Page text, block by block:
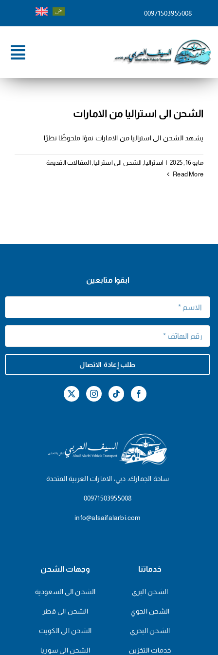
00971503955008
الرئيسية
وجهات الشحن
الشحن الى استراليا من الامارات
يشهد الشحن الى استراليا من الامارات نموًا ملحوظًا نظرًا
مايو 16, 2025 | استراليا, الشحن الى استراليا, المقالات القديمة
Read More
ساحة الجمارك، دبي، الامارات العربية المتحدة
00971503955008
info@alsaifalarbi.com
خدماتنا
الشحن البري
الشحن الجوي
الشحن البحري
خدمات التخزين
وجهات الشحن
الشحن الى السعودية
الشحن الى قطر
الشحن الى الكويت
الشحن الى سوريا
ابقوا متابعين
طلب إعادة الاتصال